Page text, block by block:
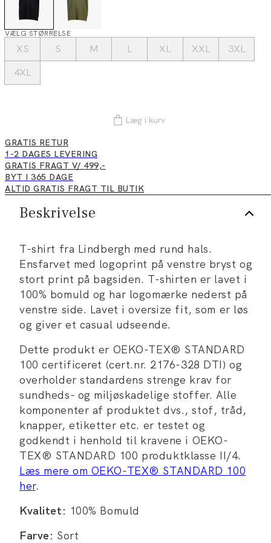
VÆLG STØRRELSE
XS S M L XL XXL
3XL
4XL
Læg i kurv
GRATIS RETUR
1-2 DAGES LEVERING
GRATIS FRAGT V/ 499,-
BYT I 365 DAGE
ALTID GRATIS FRAGT TIL BUTIK
Beskrivelse
T-shirt fra Lindbergh med rund hals.
Ensfarvet med logoprint på venstre bryst og
stort print på bagsiden. T-shirten er lavet i
100% bomuld og har logomærke nederst på
venstre side. Lavet i oversize fit, som er løs
og giver et casual udseende.
Dette produkt er OEKO-TEX® STANDARD
100 certificeret (cert.nr. 2176-328 DTI) og
overholder standardens strenge krav for
sundheds- og miljøskadelige stoffer. Alle
komponenter af produktet dvs., stof, tråd,
knapper, etiketter etc. er testet og
godkendt i henhold til kravene i OEKO-
TEX® STANDARD 100 produktklasse II/4.
Læs mere om OEKO-TEX® STANDARD 100
her.
Kvalitet: 100% Bomuld
Farve: Sort